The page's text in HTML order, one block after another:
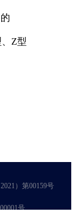
Z型
）第00159号
号